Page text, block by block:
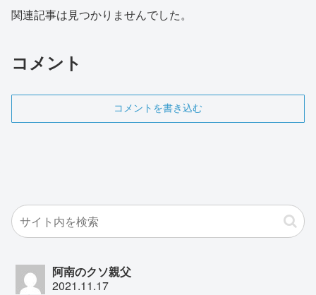
関連記事は見つかりませんでした。
コメント
コメントを書き込む
阿南のクソ親父
2021.11.17